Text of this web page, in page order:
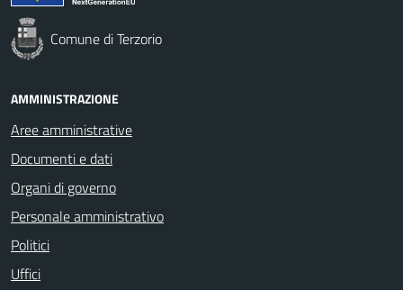
Comune di Terzorio
AMMINISTRAZIONE
Aree amministrative
Documenti e dati
Organi di governo
Personale amministrativo
Politici
Uffici